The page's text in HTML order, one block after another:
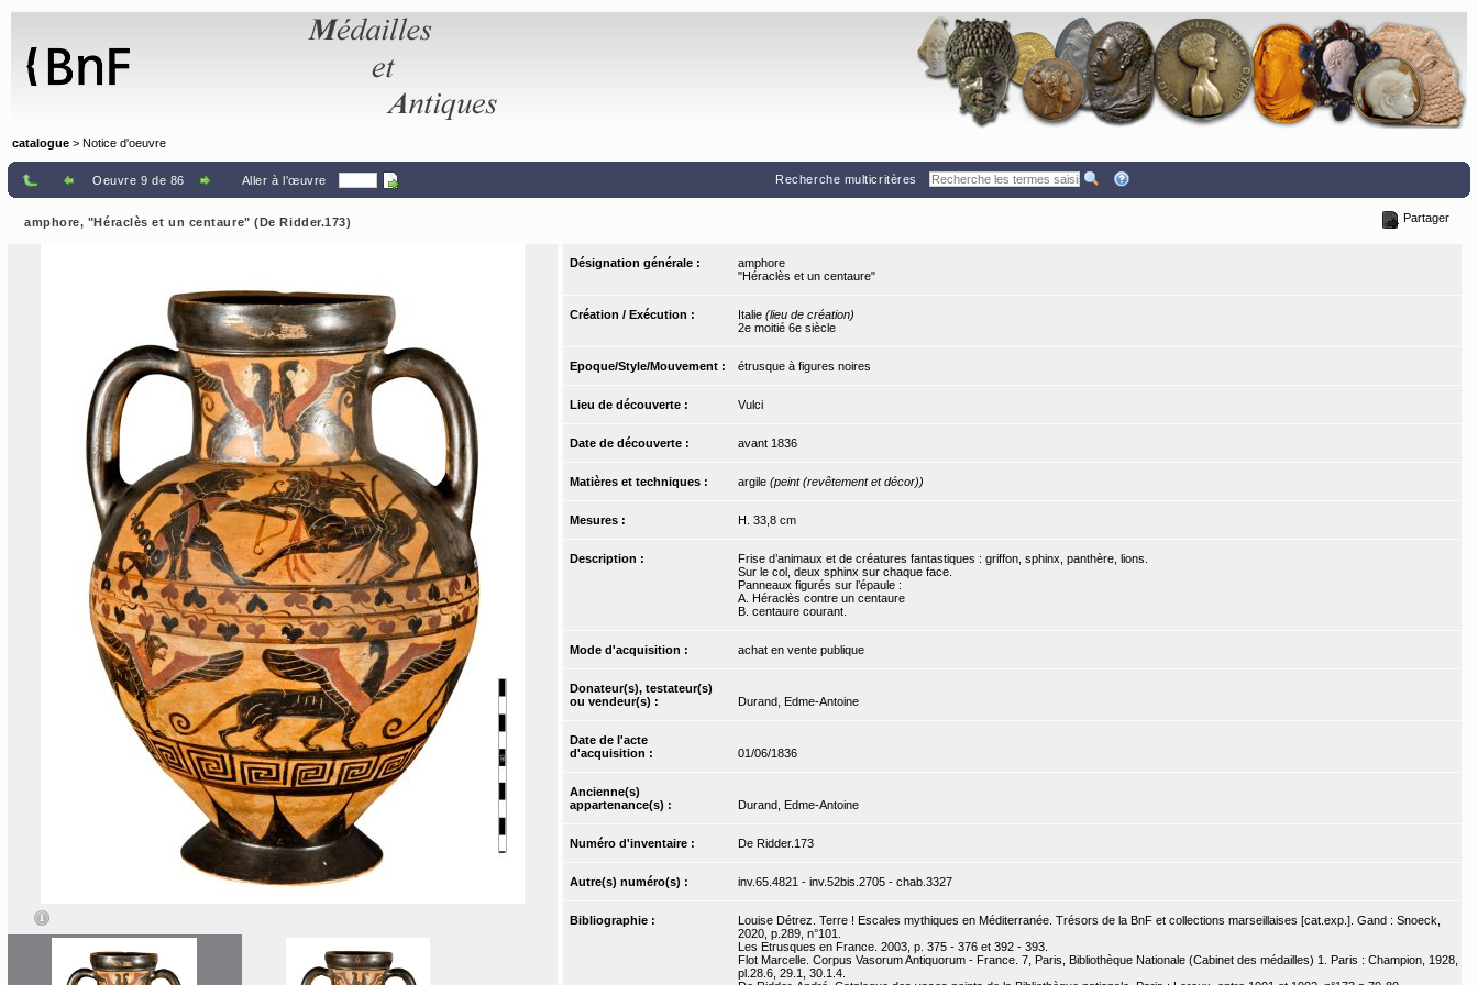
catalogue > Notice d'oeuvre
Oeuvre 9 de 86 Aller à l'œuvre Recherche multicritères
amphore, "Héraclès et un centaure" (De Ridder.173) Partager
Désignation générale :
amphore
"Héraclès et un centaure"
Création / Exécution : Italie (lieu de création)
2e moitié 6e siècle
Epoque/Style/Mouvement : étrusque à figures noires
Lieu de découverte : Vulci
Date de découverte : avant 1836
Matières et techniques : argile (peint (revêtement et décor))
Mesures : H. 33,8 cm
Description :
Frise d’animaux et de créatures fantastiques : griffon, sphinx, panthère, lions.
Sur le col, deux sphinx sur chaque face.
Panneaux figurés sur l’épaule :
A. Héraclès contre un centaure
B. centaure courant.
Mode d'acquisition : achat en vente publique
Donateur(s), testateur(s)
ou vendeur(s) :
Durand, Edme-Antoine
Date de l'acte
d'acquisition :
01/06/1836
Ancienne(s)
appartenance(s) :
Durand, Edme-Antoine
Numéro d'inventaire : De Ridder.173
Autre(s) numéro(s) : inv.65.4821 - inv.52bis.2705 - chab.3327
Bibliographie :
Louise Détrez. Terre ! Escales mythiques en Méditerranée. Trésors de la BnF et collections marseillaises [cat.exp.]. Gand : Snoeck,
2020, p.289, n°101.
Les Etrusques en France. 2003, p. 375 - 376 et 392 - 393.
Flot Marcelle. Corpus Vasorum Antiquorum - France. 7, Paris, Bibliothèque Nationale (Cabinet des médailles) 1. Paris : Champion, 1928,
pl.28.6, 29.1, 30.1.4.